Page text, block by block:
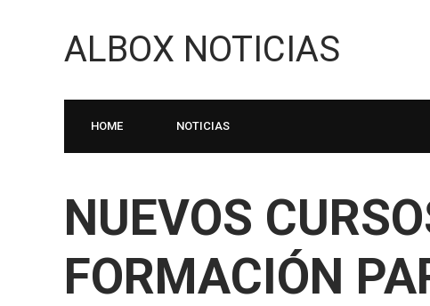
ALBOX NOTICIAS
HOME NOTICIAS
NUEVOS
FORMACIÓN